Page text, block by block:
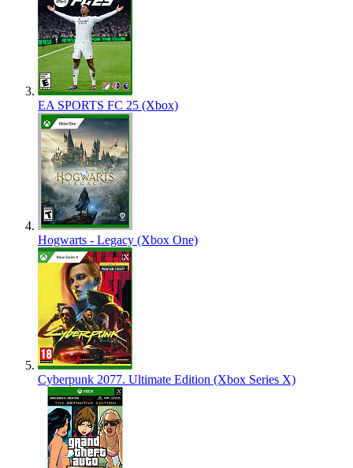
EA SPORTS FC 25 (Xbox)
Hogwarts - Legacy (Xbox One)
Cyberpunk 2077. Ultimate Edition (Xbox Series X)